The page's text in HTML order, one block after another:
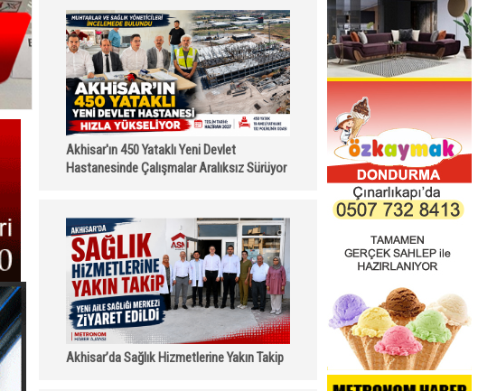
Akhisar'ın 450 Yataklı Yeni Devlet
Hastanesinde Çalışmalar Aralıksız Sürüyor
Akhisar’da Sağlık Hizmetlerine Yakın Takip